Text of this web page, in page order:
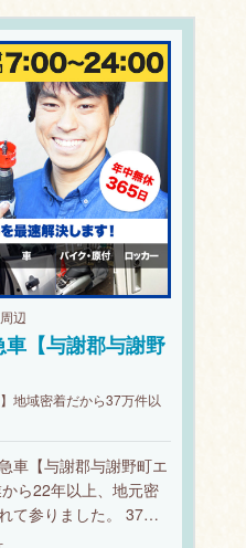
辺
【与謝郡与謝野
地域密着だから37万件以
車【与謝郡与謝野町エ
ら22年以上、地元密
て参りました。 37…